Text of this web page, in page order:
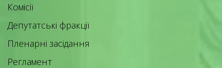
Комісії
Депутатські фракції
Пленарні засідання
Регламент